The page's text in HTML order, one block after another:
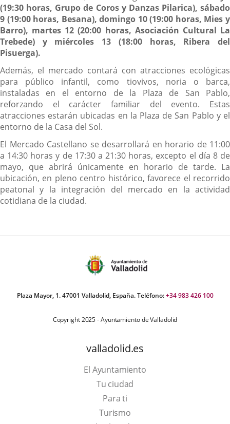
(19:30 horas, Grupo de Coros y Danzas Pilarica), sábado
9 (19:00 horas, Besana), domingo 10 (19:00 horas, Mies y
Barro), martes 12 (20:00 horas, Asociación Cultural La
Trebede) y miércoles 13 (18:00 horas, Ribera del
Pisuerga).
Además, el mercado contará con atracciones ecológicas
para público infantil, como tiovivos, noria o barca,
instaladas en el entorno de la Plaza de San Pablo,
reforzando el carácter familiar del evento. Estas
atracciones estarán ubicadas en la Plaza de San Pablo y el
entorno de la Casa del Sol.
El Mercado Castellano se desarrollará en horario de 11:00
a 14:30 horas y de 17:30 a 21:30 horas, excepto el día 8 de
mayo, que abrirá únicamente en horario de tarde. La
ubicación, en pleno centro histórico, favorece el recorrido
peatonal y la integración del mercado en la actividad
cotidiana de la ciudad.
Plaza Mayor, 1. 47001 Valladolid, España. Teléfono:+34 983 426 100
Copyright 2025 - Ayuntamiento de Valladolid
valladolid.es
El Ayuntamiento
Tu ciudad
Para ti
TurismoThis